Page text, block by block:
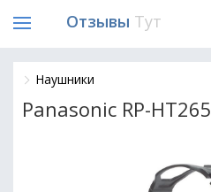
Отзывы Тут
Наушники
Panasonic RP-HT265